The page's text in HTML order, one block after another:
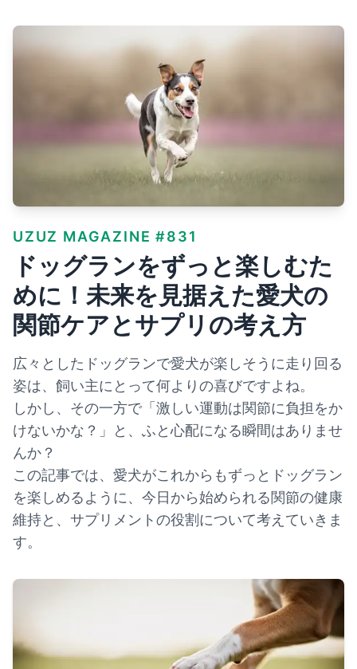
UZUZ MAGAZINE #831
ドッグランをずっと楽しむた
めに！未来を見据えた愛犬の
関節ケアとサプリの考え方
広々としたドッグランで愛犬が楽しそうに走り回る
姿は、飼い主にとって何よりの喜びですよね。
しかし、その一方で「激しい運動は関節に負担をか
けないかな？」と、ふと心配になる瞬間はありませ
んか？
この記事では、愛犬がこれからもずっとドッグラン
を楽しめるように、今日から始められる関節の健康
維持と、サプリメントの役割について考えていきま
す。